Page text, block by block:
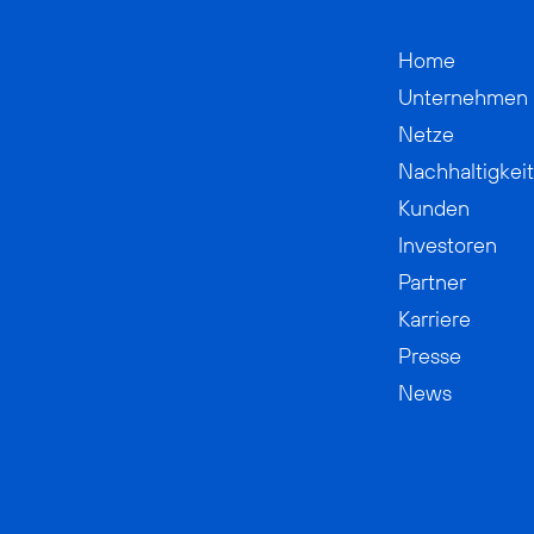
Home
Unternehmen
Netze
Nachhaltigkeit
Kunden
Investoren
Partner
Karriere
Presse
News